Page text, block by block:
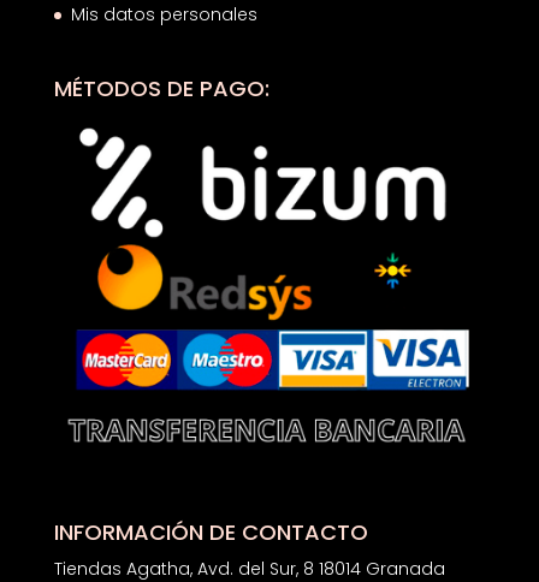
Mis datos personales
MÉTODOS DE PAGO:
INFORMACIÓN DE CONTACTO
Tiendas Agatha, Avd. del Sur, 8 18014 Granada